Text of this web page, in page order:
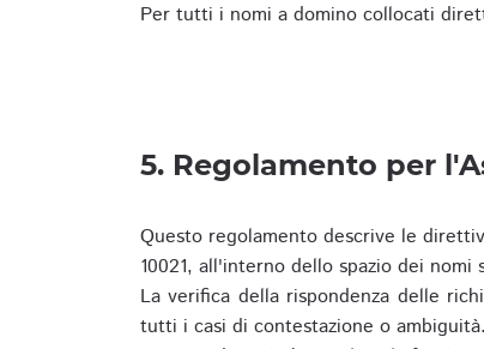
Per tutti i nomi a domino collocati
5. Regolamento per
Questo regolamento descrive le
10021, all'interno dello spazio dei nomi
La verifica della rispondenza delle
tutti i casi di contestazione o ambiguità.